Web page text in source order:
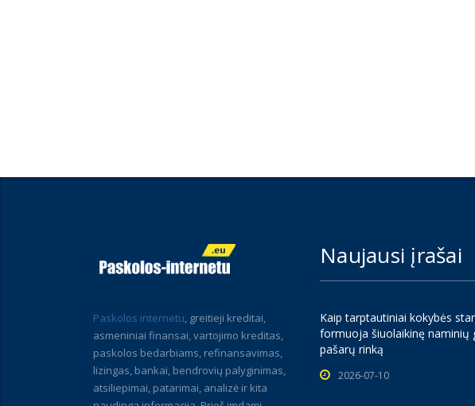
Paskolos internetu, greitieji kreditai,
asmeniniai finansai, vartojimo kreditas,
paskolos bedarbiams, refinansavimas,
lizingas, bankai, bendrovių palyginimas,
atsiliepimai, patarimai, analizė ir kita
Naujausi įrašai
Kaip tarptautiniai kokybės
formuoja šiuolaikinę naminių
pašarų rinką
2026-07-10